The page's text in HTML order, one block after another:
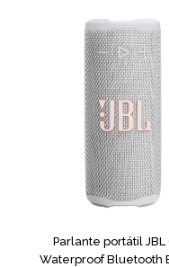
Parlante portátil JBL
Waterproof Bluetooth